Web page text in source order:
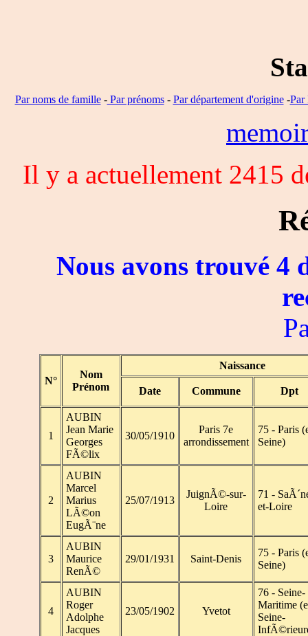
Par noms de famille-Par prénoms- Par département d'origine-Par
Il y a actuellement 2415
Nous avons trouvé 4
N°
Nom
Prénom
Naissance
Date Commune Dpt
1
AUBIN
Jean Marie
Georges
FÃ©lix
30/05/1910
Paris 7e
arrondissement
75 - Paris
Seine)
2
AUBIN
Marcel
Marius
LÃ©on
EugÃ¨ne
25/07/1913
JuignÃ©-sur-
Loire
71 -
et-Loire
3
AUBIN
Maurice
RenÃ©
29/01/1931 Saint-Denis
75 - Paris
Seine)
4
AUBIN
Roger
Adolphe
Jacques
23/05/1902 Yvetot
76 - Seine-
Maritime
Seine-